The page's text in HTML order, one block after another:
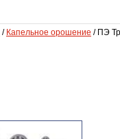
/ Капельное орошение / ПЭ